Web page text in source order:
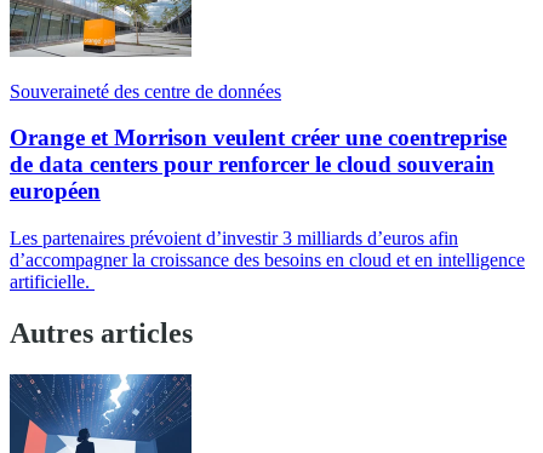
Souveraineté des centre de données
Orange et Morrison veulent créer une coentreprise
de data centers pour renforcer le cloud souverain
européen
Les partenaires prévoient d’investir 3 milliards d’euros afin
d’accompagner la croissance des besoins en cloud et en intelligence
artificielle.
Autres articles